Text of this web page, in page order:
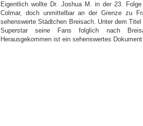
Eigentlich wollte Dr. Joshua M. in der 23.
Colmar, doch unmittelbar an der Grenze zu
sehenswerte Städtchen Breisach. Unter dem Titel
Superstar seine Fans folglich nach
Herausgekommen ist ein sehenswertes